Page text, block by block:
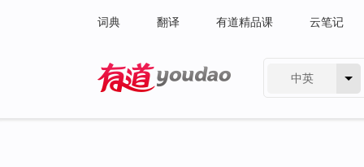
词典 翻译 有道精品课 云笔记
中英